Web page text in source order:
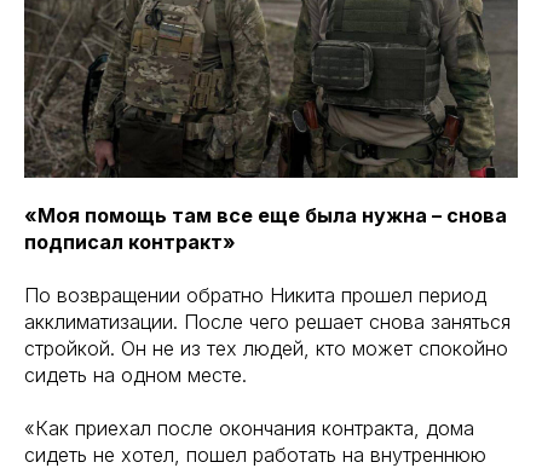
«Моя помощь там все еще была нужна – снова
подписал контракт»
По возвращении обратно Никита прошел период
акклиматизации. После чего решает снова заняться
стройкой. Он не из тех людей, кто может спокойно
сидеть на одном месте.
«Как приехал после окончания контракта, дома
сидеть не хотел, пошел работать на внутреннюю